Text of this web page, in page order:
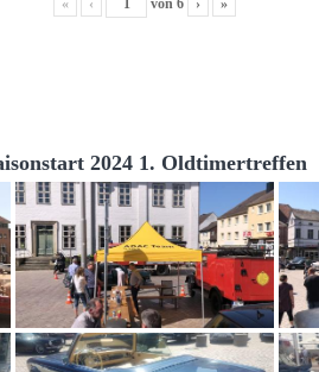
« ‹ von 6 › »
2024 1. Oldtimertreffen